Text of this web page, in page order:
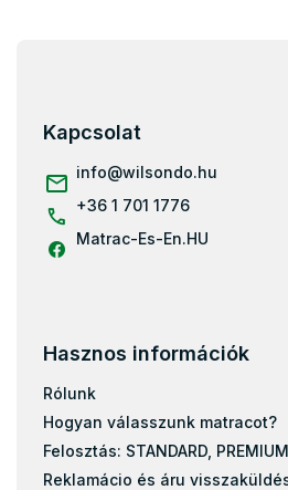
Kapcsolat
info@wilsondo.hu
+36 1 701 1776
Matrac-Es-En.HU
Hasznos információk
Rólunk
Hogyan válasszunk matracot?
Felosztás: STANDARD,
Reklamácio és áru